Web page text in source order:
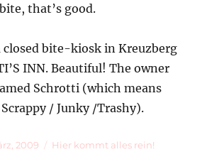
that’s good.
closed bite-kiosk in Kreuzberg
INN. Beautiful! The owner
Schrotti (which means
/ Junky /Trashy).
2009 Kategorien
Hier kommt alles rein!